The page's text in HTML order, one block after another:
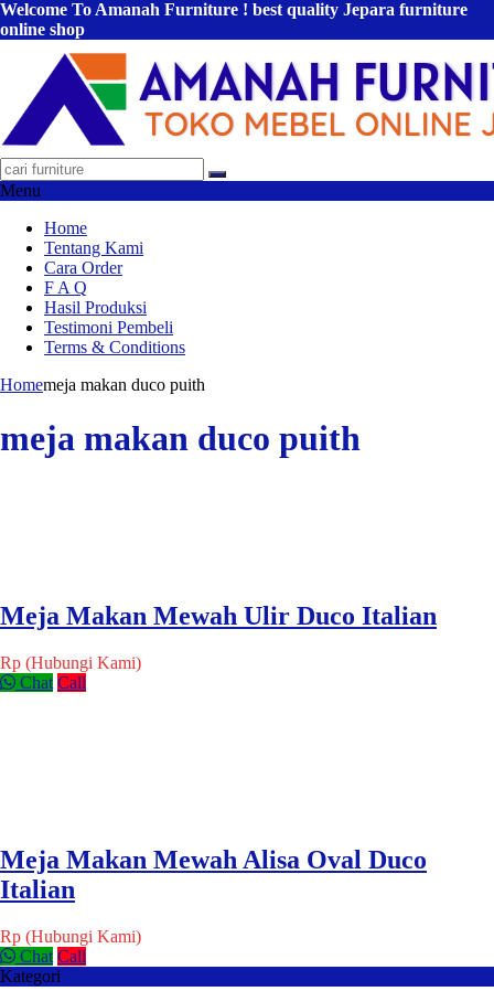
Welcome To Amanah Furniture ! best quality Jepara furniture
online shop
Menu
Home
Tentang Kami
Cara Order
F A Q
Hasil Produksi
Testimoni Pembeli
Terms & Conditions
Homemeja makan duco puith
meja makan duco puith
Meja Makan Mewah Ulir Duco Italian
Rp (Hubungi Kami)
Chat Call
Meja Makan Mewah Alisa Oval Duco
Italian
Rp (Hubungi Kami)
Chat Call
Kategori